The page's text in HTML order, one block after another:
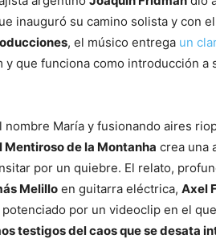
inauguró su camino solista y con
, el músico entrega un
y que funciona como introducción a
María y fusionando aires
Mentiroso de la Montanha crea una
por un quiebre. El relato,
Melillo en guitarra eléctrica, Axel
por un videoclip en el
testigos del caos que se desata